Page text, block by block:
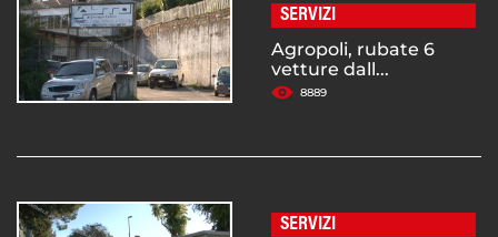
SERVIZI
Agropoli, rubate 6
vetture dall...
8889
SERVIZI